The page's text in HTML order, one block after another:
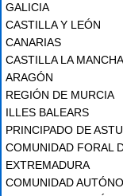
GALICIA
CASTILLA Y LEÓN
CANARIAS
CASTILLA LA MANCHA
ARAGÓN
REGIÓN DE MURCIA
ILLES BALEARS
PRINCIPADO DE
COMUNIDAD FORAL
EXTREMADURA
COMUNIDAD